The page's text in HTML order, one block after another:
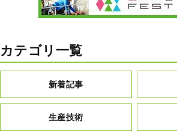
カテゴリ一覧
新着記事
生産技術